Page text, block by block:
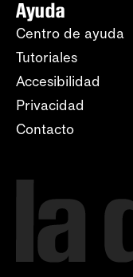
Ayuda
Centro de ayuda
Tutoriales
Accesibilidad
Privacidad
Contacto